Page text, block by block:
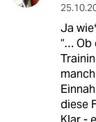
Ja
“… Ob
diese